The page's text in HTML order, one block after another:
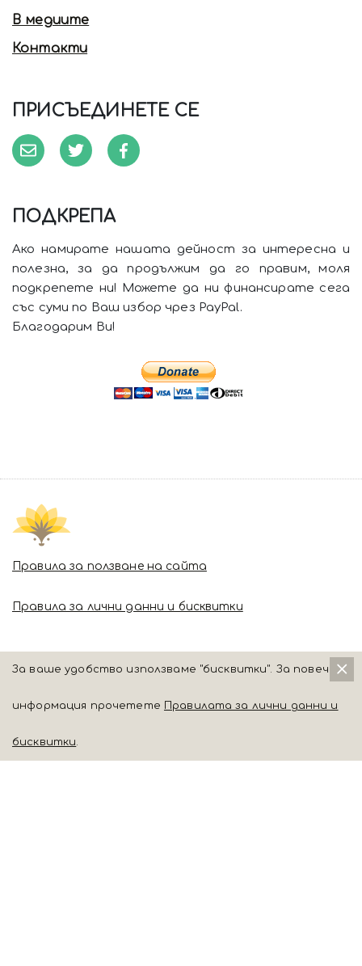
В медиите
Контакти
ПРИСЪЕДИНЕТЕ СЕ
ПОДКРЕПА
Ако намирате нашата дейност за интересна и
полезна, за да продължим да го правим, моля
подкрепете ни! Можете да ни финансирате сега
със суми по Ваш избор чрез PayPal.
Благодарим Ви!
Правила за ползване на сайта
Правила за лични данни и бисквитки
За ваше удобство използваме "бисквитки". За повече
информация прочетете Правилата за лични данни и
бисквитки